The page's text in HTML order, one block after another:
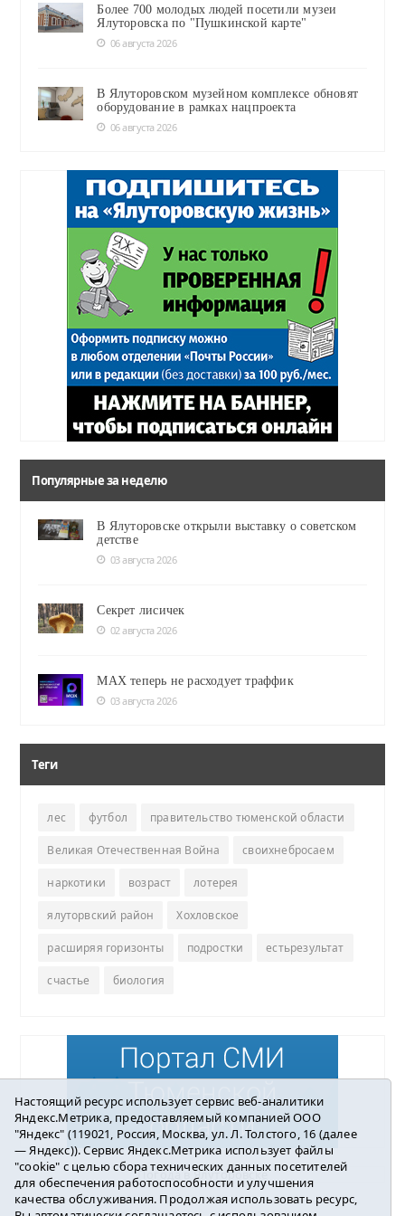
Более 700 молодых людей посетили музеи
Ялуторовска по "Пушкинской карте"
06 августа 2026
В Ялуторовском музейном комплексе обновят
оборудование в рамках нацпроекта
06 августа 2026
Популярные за неделю
В Ялуторовске открыли выставку о советском
детстве
03 августа 2026
Секрет лисичек
02 августа 2026
MAX теперь не расходует траффик
03 августа 2026
Теги
лес футбол правительство тюменской области
Великая Отечественная Война своихнебросаем
наркотики возраст лотерея
ялуторвский район Хохловское
расширяя горизонты подростки естьрезультат
счастье биология
Погода в Ялуторовске
Настоящий ресурс использует сервис веб-аналитики
Яндекс.Метрика, предоставляемый компанией ООО
"Яндекс" (119021, Россия, Москва, ул. Л. Толстого, 16 (далее
— Яндекс)). Сервис Яндекс.Метрика использует файлы
"cookie" с целью сбора технических данных посетителей
для обеспечения работоспособности и улучшения
качества обслуживания. Продолжая использовать ресурс,